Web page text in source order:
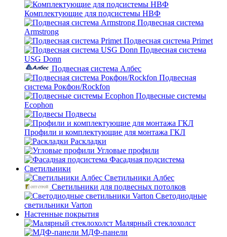
Комплектующие для подсистемы НВФ
Подвесная система
Armstrong
Подвесная система Primet
Подвесная система
USG Donn
Подвесная система Албес
Подвесная
система Рокфон/Rockfon
Подвесные системы
Ecophon
Подвесы
Профили и комплектующие для монтажа ГКЛ
Раскладки
Угловые профили
Фасадная подсистема
Светильники
Светильники Албес
Светильники для подвесных потолков
Светодиодные
светильники Varton
Настенные покрытия
Малярный стеклохолст
МДФ-панели